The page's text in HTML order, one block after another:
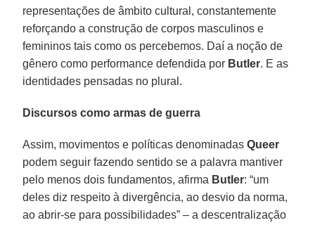
representações de âmbito cultural, constantemente
reforçando a construção de corpos masculinos e
femininos tais como os percebemos. Daí a noção de
gênero como performance defendida por Butler. E as
identidades pensadas no plural.
Discursos como armas de guerra
Assim, movimentos e políticas denominadas Queer
podem seguir fazendo sentido se a palavra mantiver
pelo menos dois fundamentos, afirma Butler: “um
deles diz respeito à divergência, ao desvio da norma,
ao abrir-se para possibilidades” – a descentralização